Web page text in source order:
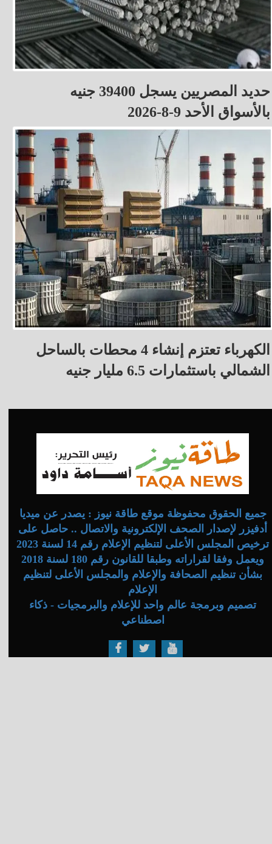
حديد المصريين يسجل 39400 جنيه
بالأسواق الأحد 9-8-2026
الكهرباء تعتزم إنشاء 4 محطات بالساحل
الشمالي باستثمارات 6.5 مليار جنيه
جميع الحقوق محفوظة موقع طاقة نيوز : يصدر عن ميديا
أدفيزر لإصدار الصحف الإلكترونية والاتصال .. حاصل على
ترخيص المجلس الأعلى لتنظيم الإعلام رقم 14 لسنة 2023
ويعمل وفقا لقراراته وطبقا للقانون رقم 180 لسنة 2018
بشأن تنظيم الصحافة والإعلام والمجلس الأعلى لتنظيم
الإعلام
تصميم وبرمجة عالم واحد للإعلام والبرمجيات - ذكاء
اصطناعي